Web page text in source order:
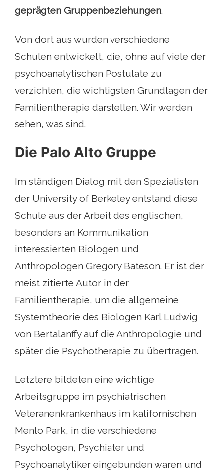
geprägten Gruppenbeziehungen.
Von dort aus wurden verschiedene
Schulen entwickelt, die, ohne auf viele der
psychoanalytischen Postulate zu
verzichten, die wichtigsten Grundlagen der
Familientherapie darstellen. Wir werden
sehen, was sind.
Die Palo Alto Gruppe
Im ständigen Dialog mit den Spezialisten
der University of Berkeley entstand diese
Schule aus der Arbeit des englischen,
besonders an Kommunikation
interessierten Biologen und
Anthropologen Gregory Bateson. Er ist der
meist zitierte Autor in der
Familientherapie, um die allgemeine
Systemtheorie des Biologen Karl Ludwig
von Bertalanffy auf die Anthropologie und
später die Psychotherapie zu übertragen.
Letztere bildeten eine wichtige
Arbeitsgruppe im psychiatrischen
Veteranenkrankenhaus im kalifornischen
Menlo Park, in die verschiedene
Psychologen, Psychiater und
Psychoanalytiker eingebunden waren und